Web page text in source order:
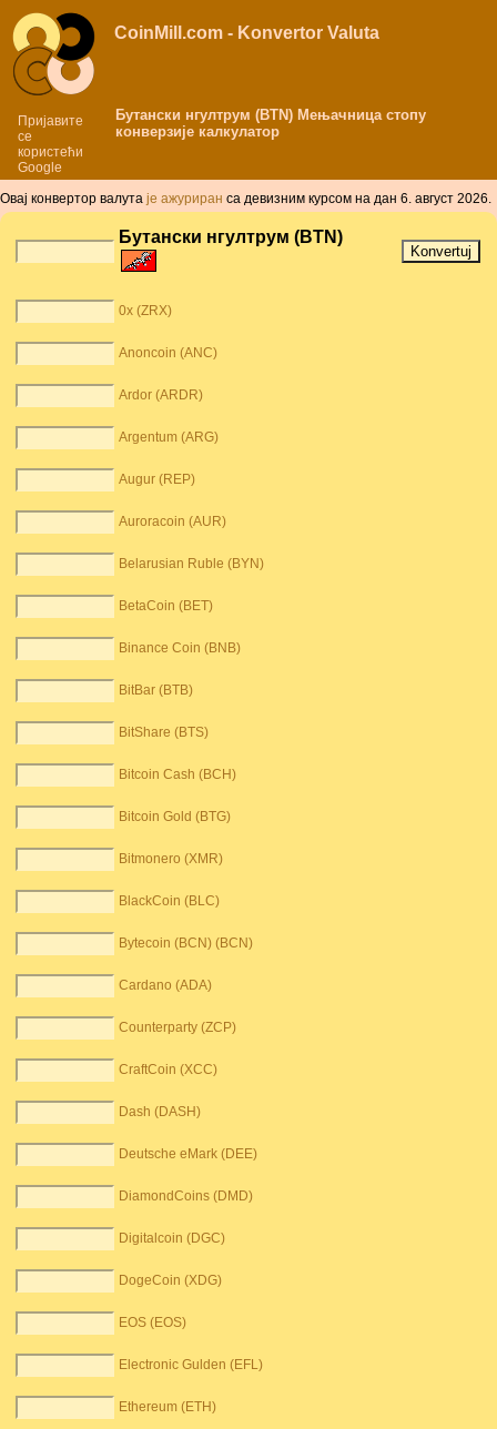
Пријавите
се
користећи
Google
CoinMill.com - Konvertor Valuta
Бутански нгултрум (BTN) Мењачница стопу
конверзије калкулатор
Овај конвертор валута је aжуриран сa дeвизним курсом нa дaн 6. август 2026.
Бутански нгултрум (BTN)
0x (ZRX)
Anoncoin (ANC)
Ardor (ARDR)
Argentum (ARG)
Augur (REP)
Auroracoin (AUR)
Belarusian Ruble (BYN)
BetaCoin (BET)
Binance Coin (BNB)
BitBar (BTB)
BitShare (BTS)
Bitcoin Cash (BCH)
Bitcoin Gold (BTG)
Bitmonero (XMR)
BlackCoin (BLC)
Bytecoin (BCN) (BCN)
Cardano (ADA)
Counterparty (ZCP)
CraftCoin (XCC)
Dash (DASH)
Deutsche eMark (DEE)
DiamondCoins (DMD)
Digitalcoin (DGC)
DogeCoin (XDG)
EOS (EOS)
Electronic Gulden (EFL)
Ethereum (ETH)